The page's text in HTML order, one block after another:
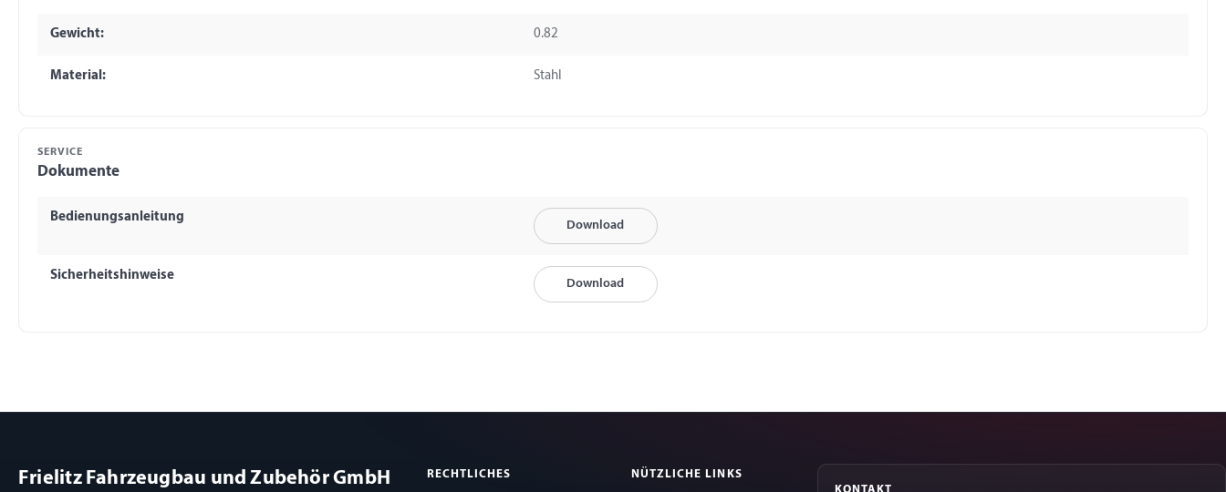
Gewicht: 0.82
Material: Stahl
SERVICE
Dokumente
Bedienungsanleitung
Download
Sicherheitshinweise
Download
Frielitz Fahrzeugbau und Zubehör GmbH RECHTLICHES
NÜTZLICHE LINKS